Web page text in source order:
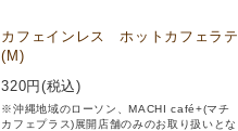
カフェインレス ホットカフェラテ
(M)
320円(税込)
※沖縄地域のローソン、MACHI café+(マチ
カフェプラス)展開店舗のみのお取り扱いとな